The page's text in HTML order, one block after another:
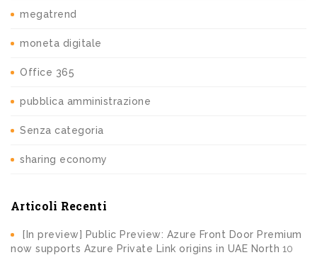
megatrend
moneta digitale
Office 365
pubblica amministrazione
Senza categoria
sharing economy
Articoli Recenti
[In preview] Public Preview: Azure Front Door Premium
now supports Azure Private Link origins in UAE North 10